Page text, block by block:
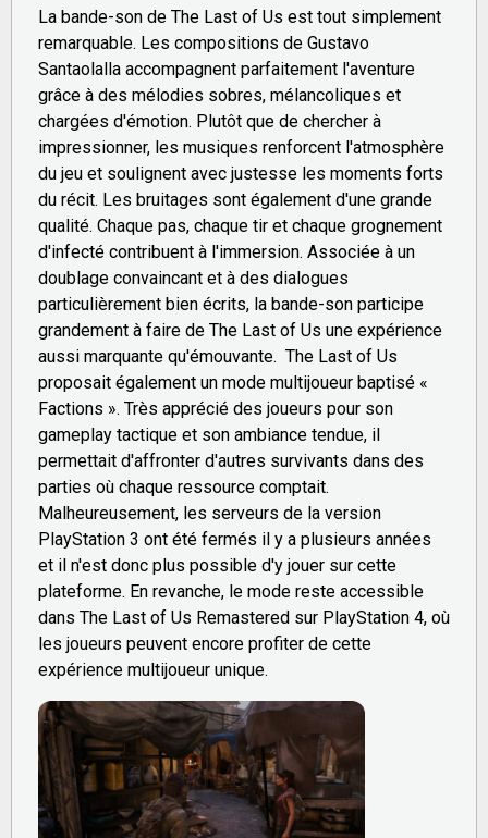
La bande-son de The Last of Us est tout simplement
remarquable. Les compositions de Gustavo
Santaolalla accompagnent parfaitement l'aventure
grâce à des mélodies sobres, mélancoliques et
chargées d'émotion. Plutôt que de chercher à
impressionner, les musiques renforcent l'atmosphère
du jeu et soulignent avec justesse les moments forts
du récit. Les bruitages sont également d'une grande
qualité. Chaque pas, chaque tir et chaque grognement
d'infecté contribuent à l'immersion. Associée à un
doublage convaincant et à des dialogues
particulièrement bien écrits, la bande-son participe
grandement à faire de The Last of Us une expérience
aussi marquante qu'émouvante. The Last of Us
proposait également un mode multijoueur baptisé «
Factions ». Très apprécié des joueurs pour son
gameplay tactique et son ambiance tendue, il
permettait d'affronter d'autres survivants dans des
parties où chaque ressource comptait.
Malheureusement, les serveurs de la version
PlayStation 3 ont été fermés il y a plusieurs années
et il n'est donc plus possible d'y jouer sur cette
plateforme. En revanche, le mode reste accessible
dans The Last of Us Remastered sur PlayStation 4, où
les joueurs peuvent encore profiter de cette
expérience multijoueur unique.